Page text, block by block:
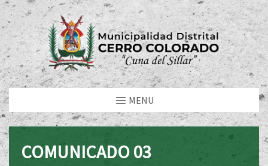
MENU
COMUNICADO 03